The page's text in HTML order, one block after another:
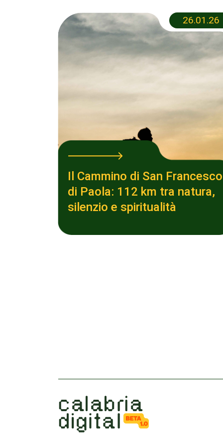
Il Cammino di San Francesco
di Paola: 112 km tra natura,
silenzio e spiritualità
26.01.26